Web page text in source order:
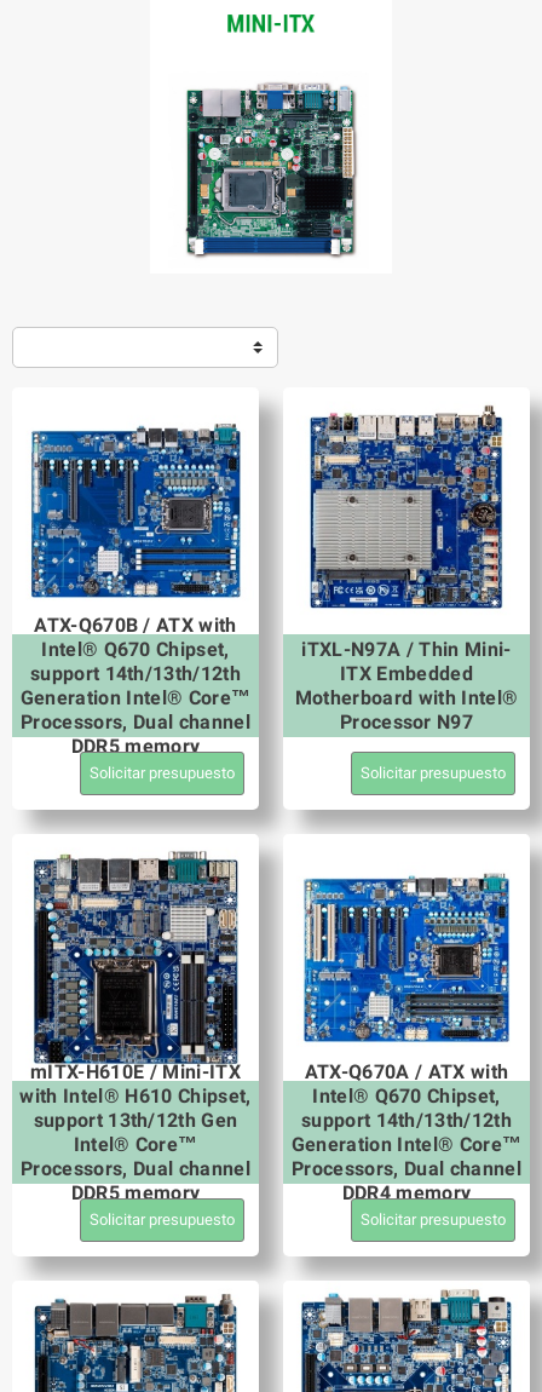
ATX-Q670B / ATX with
Intel® Q670 Chipset,
support 14th/13th/12th
Generation Intel® Core™
Processors, Dual channel
DDR5 memory
Solicitar presupuesto
iTXL-N97A / Thin Mini-
ITX Embedded
Motherboard with Intel®
Processor N97
Solicitar presupuesto
mITX-H610E / Mini-ITX
with Intel® H610 Chipset,
support 13th/12th Gen
Intel® Core™
Processors, Dual channel
DDR5 memory
Solicitar presupuesto
ATX-Q670A / ATX with
Intel® Q670 Chipset,
support 14th/13th/12th
Generation Intel® Core™
Processors, Dual channel
DDR4 memory
Solicitar presupuesto